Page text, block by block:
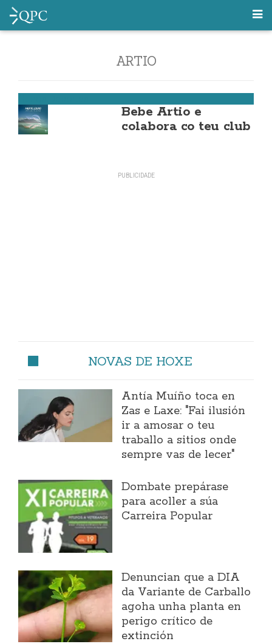
ARTIO
Bebe Artio e
colabora co teu club
NOVAS DE HOXE
Antía Muíño toca en
Zas e Laxe: "Fai ilusión
ir a amosar o teu
traballo a sitios onde
sempre vas de lecer"
Dombate prepárase
para acoller a súa
Carreira Popular
Denuncian que a DIA
da Variante de Carballo
agoha unha planta en
perigo crítico de
extinción